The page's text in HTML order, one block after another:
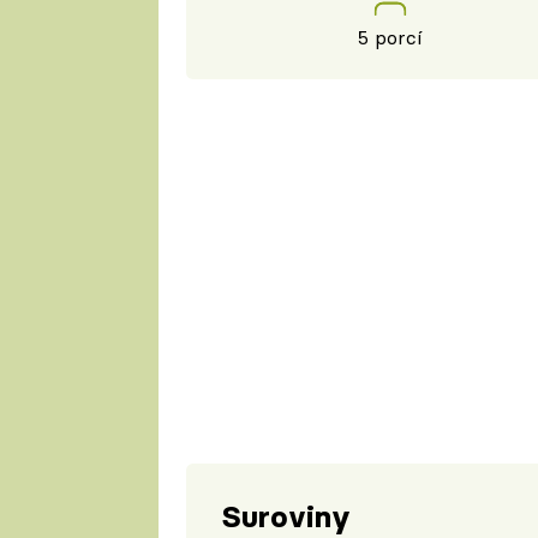
5 porcí
Suroviny